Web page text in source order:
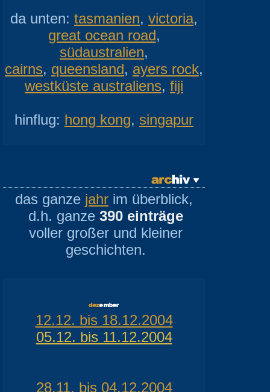
da unten: tasmanien, victoria,
great ocean road,
südaustralien,
cairns, queensland, ayers rock,
westküste australiens, fiji
hinflug: hong kong, singapur
das ganze jahr im überblick,
d.h. ganze 390 einträge
voller großer und kleiner
geschichten.
12.12. bis 18.12.2004
05.12. bis 11.12.2004
28.11. bis 04.12.2004